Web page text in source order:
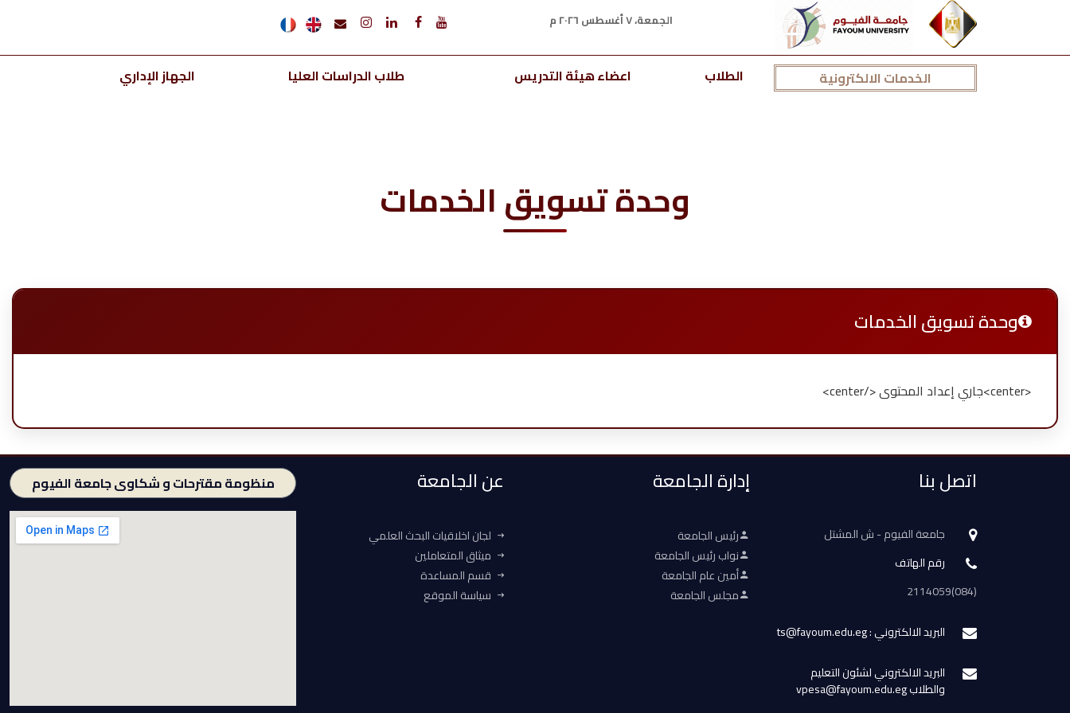
الجمعة، ٧ أغسطس ٢٠٢٦ م
الخدمات الالكترونية الطلاب اعضاء هيئة التدريس طلاب الدراسات العليا الجهاز الإداري
وحدة تسويق الخدمات
وحدة تسويق الخدمات
<center>جاري إعداد المحتوى </center>
اتصل بنا
جامعة الفيوم - ش المشتل
رقم الهاتف
(084)2114059
البريد الالكتروني : ts@fayoum.edu.eg
البريد الالكتروني لشئون التعليم
والطلاب vpesa@fayoum.edu.eg
إدارة الجامعة
رئيس الجامعة
نواب رئيس الجامعة
أمين عام الجامعة
مجلس الجامعة
عن الجامعة
لجان اخلاقيات البحث العلمي
ميثاق المتعاملين
قسم المساعدة
سياسة الموقع
منظومة مقترحات و شكاوى جامعة الفيوم